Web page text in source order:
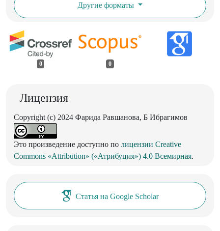
Другие форматы
0 0
Лицензия
Copyright (c) 2024 Фарида Равшанова, Б Ибрагимов
Это произведение доступно по лицензии Creative
Commons «Attribution» («Атрибуция») 4.0 Всемирная.
Статья на Google Scholar